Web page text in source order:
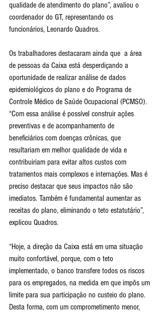
qualidade de atendimento do plano”, avaliou o
coordenador do GT, representando os
funcionários, Leonardo Quadros.
Os trabalhadores destacaram ainda que  a área
de pessoas da Caixa está desperdiçando a
oportunidade de realizar análise de dados
epidemiológicos do plano e do Programa de
Controle Médico de Saúde Ocupacional (PCMSO).
“Com essa análise é possível construir ações
preventivas e de acompanhamento de
beneficiários com doenças crônicas, que
resultariam em melhor qualidade de vida e
contribuiriam para evitar altos custos com
tratamentos mais complexos e internações. Mas é
preciso destacar que seus impactos não são
imediatos. Também é fundamental aumentar as
receitas do plano, eliminando o teto estatutário”,
explicou Quadros.
“Hoje, a direção da Caixa está em uma situação
muito confortável, porque, com o teto
implementado, o banco transfere todos os riscos
para os empregados, na medida em que impôs um
limite para sua participação no custeio do plano.
Desta forma, com um comprometimento menor,